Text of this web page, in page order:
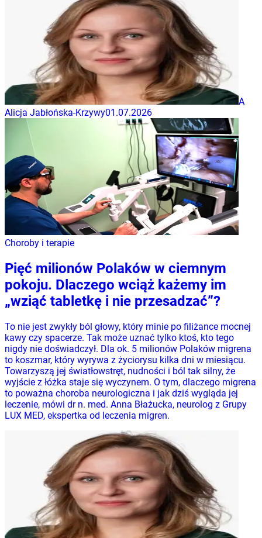
A
Alicja Jabłońska-Krzywy01.07.2026
Choroby i terapie
Pięć milionów Polaków w ciemnym
pokoju. Dlaczego wciąż każemy im
„wziąć tabletkę i nie przesadzać”?
To nie jest zwykły ból głowy, który minie po filiżance mocnej
kawy czy spacerze. Tak może uznać tylko ktoś, kto tego
nigdy nie doświadczył. Dla ok. 5 milionów Polaków migrena
to koszmar, który wyrywa z życiorysu kilka dni w miesiącu.
Towarzyszą jej światłowstręt, nudności i ból tak silny, że
wyjście z łóżka staje się wyczynem. O tym, dlaczego migrena
to poważna choroba neurologiczna i jak dziś wygląda jej
leczenie, mówi dr n. med. Anna Błażucka, neurolog z Grupy
LUX MED, ekspertka od leczenia migren.